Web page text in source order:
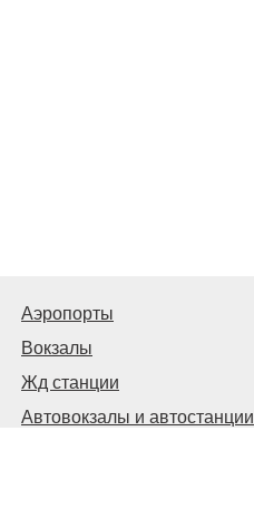
Аэропорты
Вокзалы
Жд станции
Автовокзалы и автостанции